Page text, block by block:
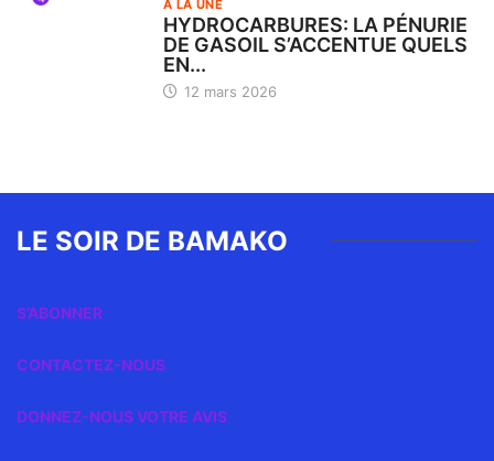
À LA UNE
HYDROCARBURES: LA PÉNURIE
DE GASOIL S’ACCENTUE QUELS
EN...
12 mars 2026
LE SOIR DE BAMAKO
S’ABONNER
CONTACTEZ-NOUS
DONNEZ-NOUS VOTRE AVIS